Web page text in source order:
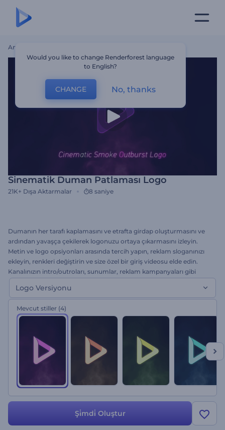
Ana Sayfa
Sinematik Duman Patlaması Logo
21K+ Dışa Aktarmalar 8 saniye
Dumanın her tarafı kaplamasını ve etrafta girdap oluşturmasını ve
ardından yavaşça çekilerek logonuzu ortaya çıkarmasını izleyin.
Metin ve logo opsiyonları arasında tercih yapın, reklam sloganınızı
ekleyin, renkleri değiştirin ve size özel bir giriş videosu elde edin.
Kanalınızın intro/outroları, sunumlar, reklam kampanyaları gibi
birçok alanda kullanabilirsiniz. Bu logo animasyonunu hemen
bugün kendinize mal edin!
Logo Versiyonu
Mevcut stiller (4)
Şi̇mdi̇ Oluştur
Would you like to change Renderforest language
to English?
CHANGE No, thanks